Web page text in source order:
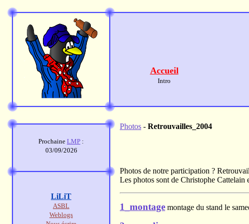
Accueil
Intro
Photos - Retrouvailles_2004
Photos de notre participation ?
Les photos sont de Christophe Cattelain
1_montage montage du stand le
Prochaine LMP :
03/09/2026
LiLiT
ASBL
Weblogs